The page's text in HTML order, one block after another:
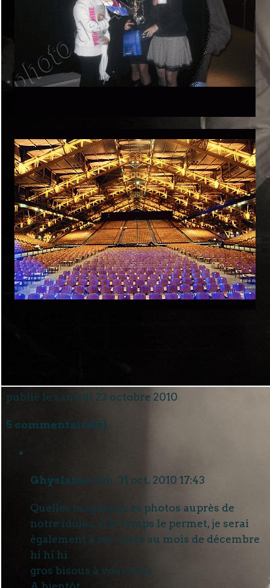
publié le samedi 23 octobre 2010
5 commentaire(s)
Ghyslaine dim. 31 oct. 2010 17:43
Quelles magnigiques photos auprès de
notre idoles, si le temps le permet, je serai
également à ses côtés au mois de décembre
hi hi hi
gros bisous à vous tous